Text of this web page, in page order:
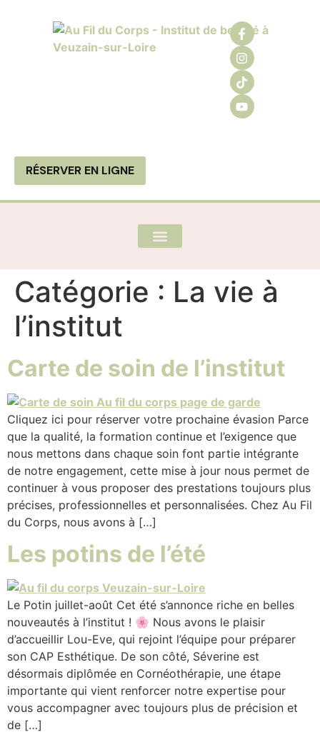
RÉSERVER EN LIGNE
Catégorie : La vie à
l’institut
Carte de soin de l’institut
Cliquez ici pour réserver votre prochaine évasion Parce
que la qualité, la formation continue et l’exigence que
nous mettons dans chaque soin font partie intégrante
de notre engagement, cette mise à jour nous permet de
continuer à vous proposer des prestations toujours plus
précises, professionnelles et personnalisées. Chez Au Fil
du Corps, nous avons à […]
Les potins de l’été
Le Potin juillet-août Cet été s’annonce riche en belles
nouveautés à l’institut ! 🌸 Nous avons le plaisir
d’accueillir Lou-Eve, qui rejoint l’équipe pour préparer
son CAP Esthétique. De son côté, Séverine est
désormais diplômée en Cornéothérapie, une étape
importante qui vient renforcer notre expertise pour
vous accompagner avec toujours plus de précision et
de […]